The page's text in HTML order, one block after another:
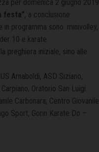
per domenica 2 giugno 2019
festa”, a conclusione
programma sono: minivolley,
10 e karate.
preghiera iniziale, sino alle
Arnaboldi, ASD Siziano,
Oratorio San Luigi
Carbonara, Centro Giovanile
Sport, Gorin Karate Do –